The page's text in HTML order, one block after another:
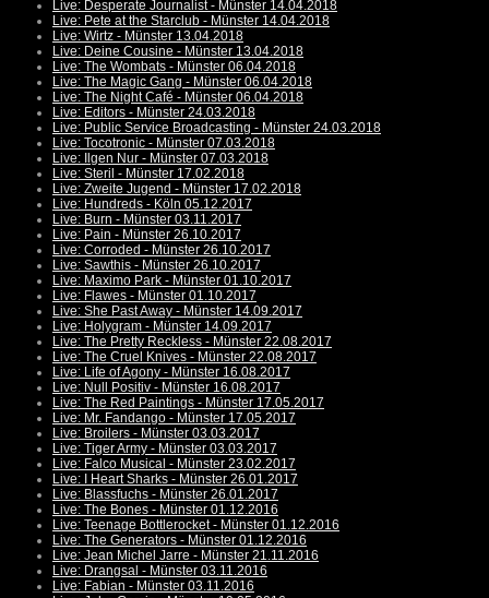
Live: Desperate Journalist - Münster 14.04.2018
Live: Pete at the Starclub - Münster 14.04.2018
Live: Wirtz - Münster 13.04.2018
Live: Deine Cousine - Münster 13.04.2018
Live: The Wombats - Münster 06.04.2018
Live: The Magic Gang - Münster 06.04.2018
Live: The Night Café - Münster 06.04.2018
Live: Editors - Münster 24.03.2018
Live: Public Service Broadcasting - Münster 24.03.2018
Live: Tocotronic - Münster 07.03.2018
Live: Ilgen Nur - Münster 07.03.2018
Live: Steril - Münster 17.02.2018
Live: Zweite Jugend - Münster 17.02.2018
Live: Hundreds - Köln 05.12.2017
Live: Burn - Münster 03.11.2017
Live: Pain - Münster 26.10.2017
Live: Corroded - Münster 26.10.2017
Live: Sawthis - Münster 26.10.2017
Live: Maximo Park - Münster 01.10.2017
Live: Flawes - Münster 01.10.2017
Live: She Past Away - Münster 14.09.2017
Live: Holygram - Münster 14.09.2017
Live: The Pretty Reckless - Münster 22.08.2017
Live: The Cruel Knives - Münster 22.08.2017
Live: Life of Agony - Münster 16.08.2017
Live: Null Positiv - Münster 16.08.2017
Live: The Red Paintings - Münster 17.05.2017
Live: Mr. Fandango - Münster 17.05.2017
Live: Broilers - Münster 03.03.2017
Live: Tiger Army - Münster 03.03.2017
Live: Falco Musical - Münster 23.02.2017
Live: I Heart Sharks - Münster 26.01.2017
Live: Blassfuchs - Münster 26.01.2017
Live: The Bones - Münster 01.12.2016
Live: Teenage Bottlerocket - Münster 01.12.2016
Live: The Generators - Münster 01.12.2016
Live: Jean Michel Jarre - Münster 21.11.2016
Live: Drangsal - Münster 03.11.2016
Live: Fabian - Münster 03.11.2016